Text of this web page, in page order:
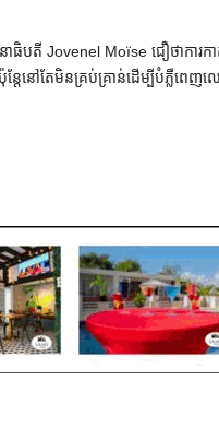
ធិបតី Jovenel Moïse ជឿថាការ
ៅតែមិនគ្រប់គ្រាន់ដើម្បីបំភ្លឺពេញលេញ